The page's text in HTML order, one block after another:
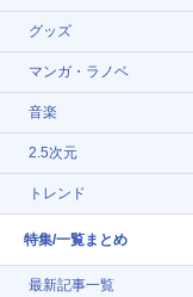
グッズ
マンガ・ラノベ
音楽
2.5次元
トレンド
特集/一覧まとめ
最新記事一覧